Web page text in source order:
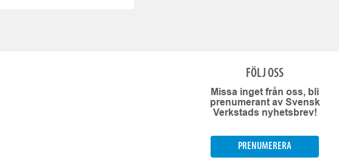
FÖLJ OSS
Missa inget från oss, bli
prenumerant av Svensk
Verkstads nyhetsbrev!
PRENUMERERA